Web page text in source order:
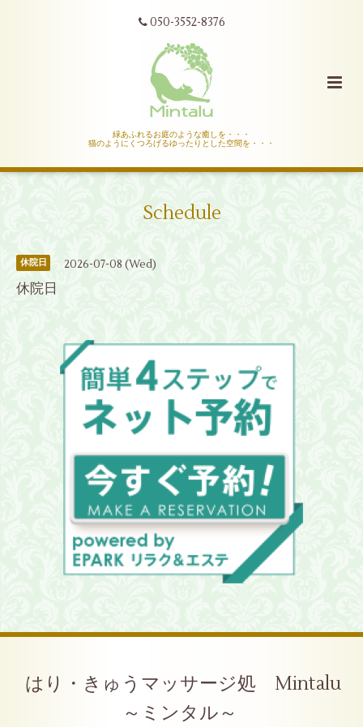
050-3552-8376
緑あふれるお庭のような癒しを・・・
猫のようにくつろげるゆったりとした空間を・・・
Schedule
休院日 2026-07-08 (Wed)
休院日
はり・きゅうマッサージ処 Mintalu
～ミンタル～